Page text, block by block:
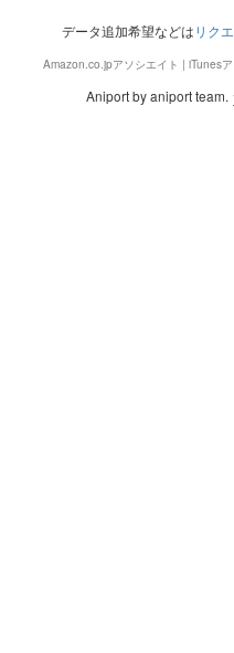
データ追加希望などはリク
Amazon.co.jpアソシエイト | iTunes
Aniport by aniport team.